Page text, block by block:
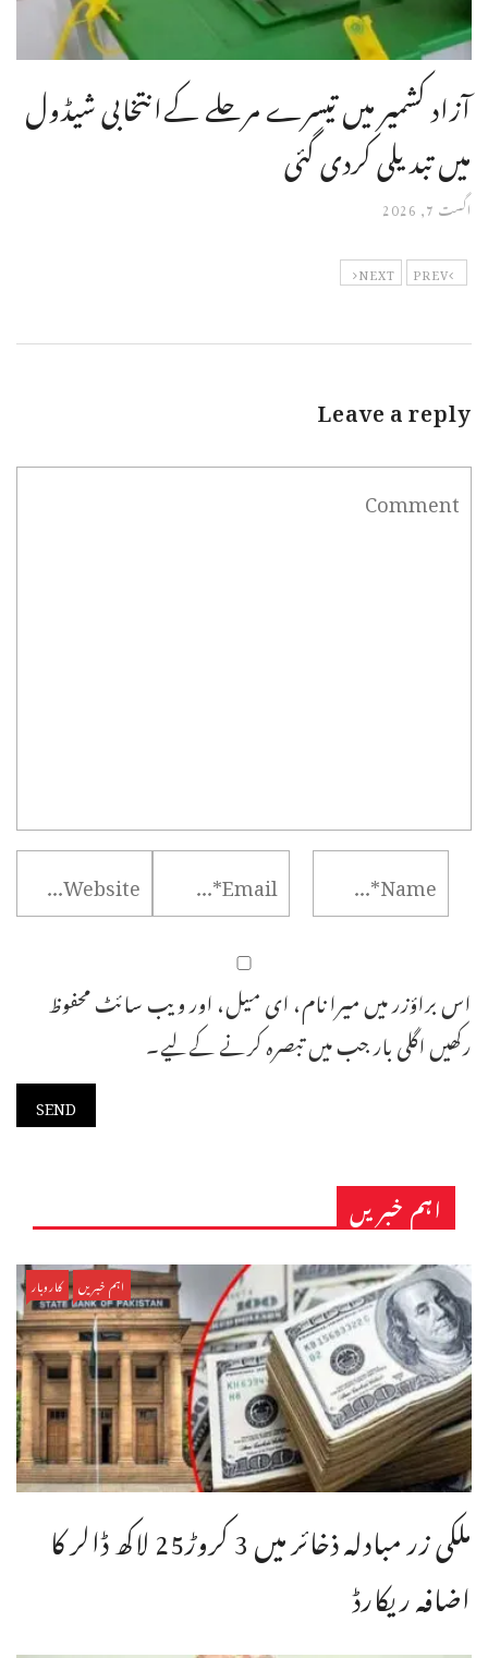
آزاد کشمیر میں تیسرے مرحلے کےانتخابی شیڈول
میں تبدیلی کردی گئی
اگست 7, 2026
PREV
NEXT
Leave a reply
اس براؤزر میں میرا نام، ای میل، اور ویب سائٹ محفوظ
رکھیں اگلی بار جب میں تبصرہ کرنے کےلیے۔
اہم خبریں
اہم خبریں کاروبار
ملکی زر مبادلہ ذخائر میں 3 کروڑ25 لاکھ ڈالر کا
اضافہ ریکارڈ